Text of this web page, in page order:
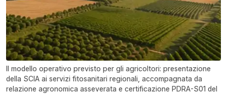
Il modello operativo previsto per gli agricoltori: presentazione
della SCIA ai servizi fitosanitari regionali, accompagnata da
relazione agronomica asseverata e certificazione PDRA-S01 del